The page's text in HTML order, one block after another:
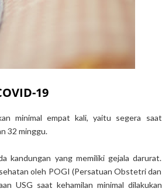
19
minimal empat kali, yaitu segera saat
32 minggu.
kandungan yang memiliki gejala darurat.
oleh POGI (Persatuan Obstetri dan
USG saat kehamilan minimal dilakukan